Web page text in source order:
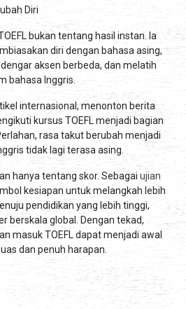
Diri
bukan tentang hasil instan. Ia
diri dengan bahasa asing,
aksen berbeda, dan melatih
bahasa Inggris.
internasional, menonton berita
kursus TOEFL menjadi bagian
rasa takut berubah menjadi
tidak lagi terasa asing.
hanya tentang skor. Sebagaiujian
kesiapan untuk melangkah lebih
pendidikan yang lebih tinggi,
berskala global. Dengan tekad,
masuk TOEFL dapat menjadi awal
dan penuh harapan.